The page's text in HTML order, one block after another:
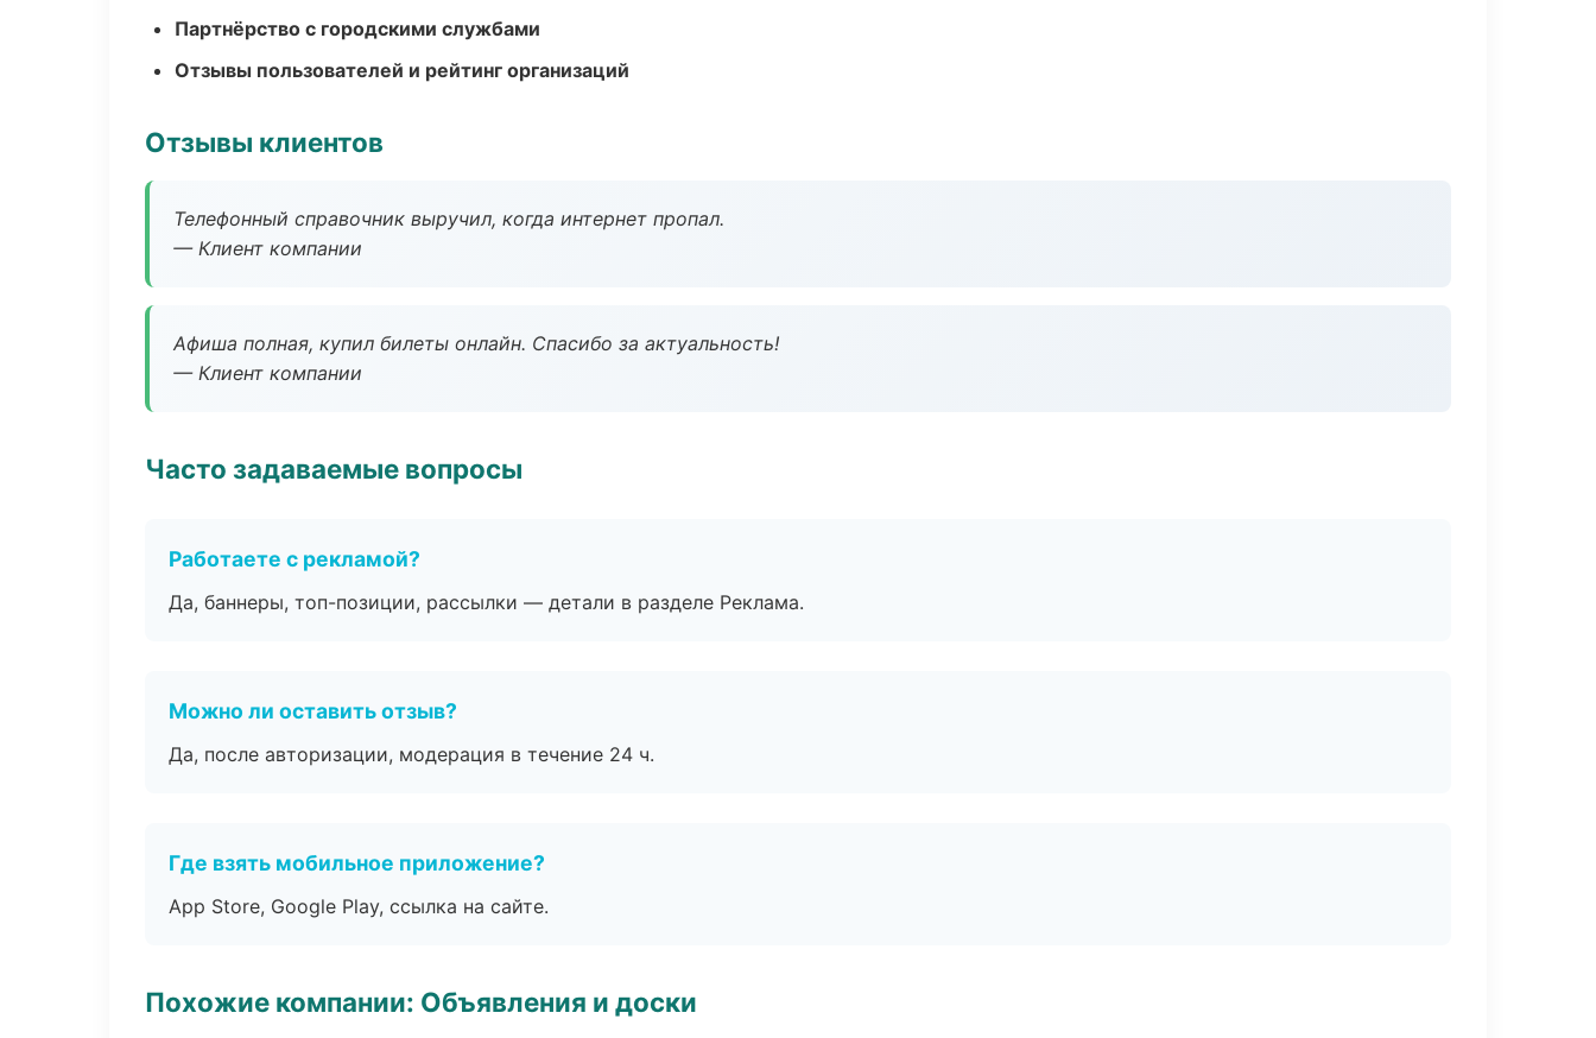
Партнёрство с городскими службами
Отзывы пользователей и рейтинг организаций
Отзывы клиентов
Телефонный справочник выручил, когда интернет пропал.
— Клиент компании
Афиша полная, купил билеты онлайн. Спасибо за актуальность!
— Клиент компании
Часто задаваемые вопросы
Работаете с рекламой?
Да, баннеры, топ-позиции, рассылки — детали в разделе Реклама.
Можно ли оставить отзыв?
Да, после авторизации, модерация в течение 24 ч.
Где взять мобильное приложение?
App Store, Google Play, ссылка на сайте.
Похожие компании: Объявления и доски